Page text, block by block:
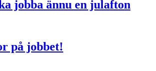
jobba ännu en julafton
på jobbet!